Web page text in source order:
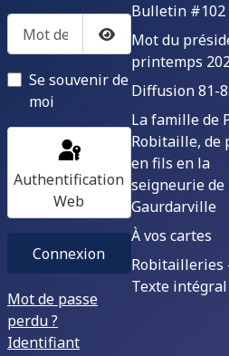
Mot de passe
Afficher le mot de
Se souvenir de
moi
Authentification
Web
Connexion
Mot de passe
perdu ?
Identifiant
Bulletin #102
Mot du
printemps
Diffusion 81-
La famille de
Robitaille, de
en fils en la
seigneurie de
Gaurdarville
À vos cartes
Robitailleries
Texte intégral